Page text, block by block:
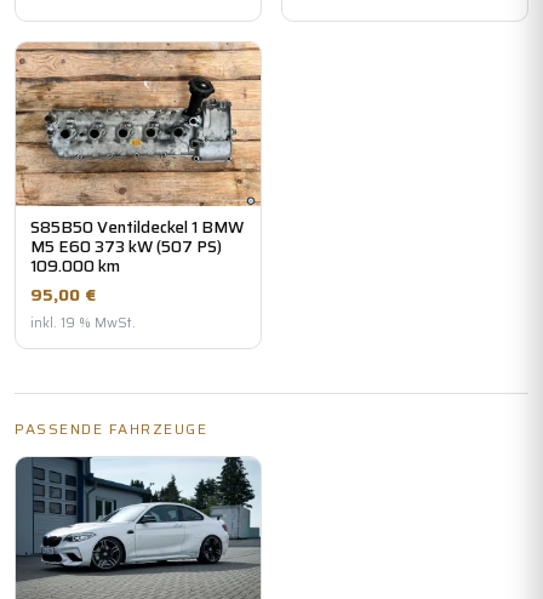
S85B50 Ventildeckel 1 BMW
M5 E60 373 kW (507 PS)
109.000 km
95,00 €
inkl. 19 % MwSt.
PASSENDE FAHRZEUGE